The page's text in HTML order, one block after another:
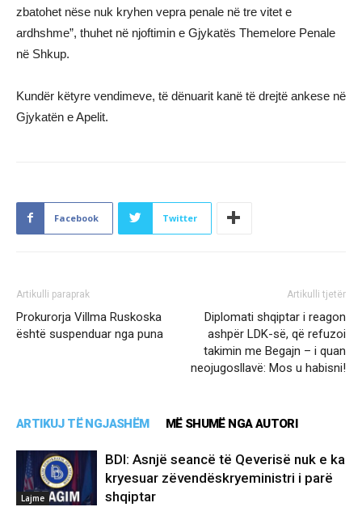
zbatohet nëse nuk kryhen vepra penale në tre vitet e
ardhshme”, thuhet në njoftimin e Gjykatës Themelore Penale
në Shkup.
Kundër këtyre vendimeve, të dënuarit kanë të drejtë ankese në
Gjykatën e Apelit.
Facebook Twitter
Artikulli paraprak
Prokurorja Villma Ruskoska
është suspenduar nga puna
Artikulli tjetër
Diplomati shqiptar i reagon
ashpër LDK-së, që refuzoi
takimin me Begajn – i quan
neojugosllavë: Mos u habisni!
ARTIKUJ TË NGJASHËM MË SHUMË NGA AUTORI
Lajme
BDI: Asnjë seancë të Qeverisë nuk e ka
kryesuar zëvendëskryeministri i parë
shqiptar